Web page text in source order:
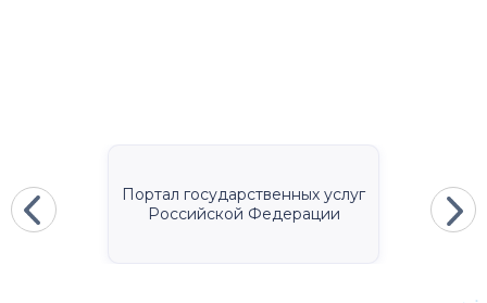
Портал государственных услуг
Российской Федерации